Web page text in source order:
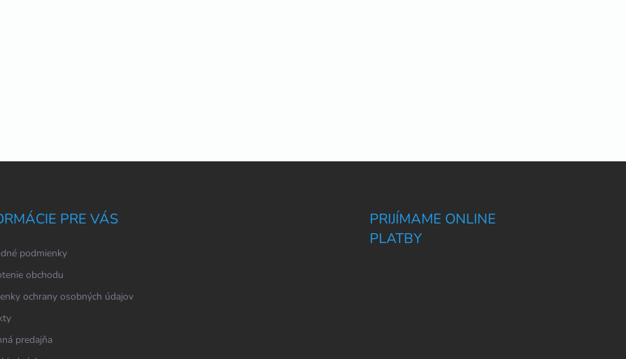
PRE VÁS
podmienky
obchodu
ochrany osobných údajov
predajňa
PRIJÍMAME ONLINE
PLATBY